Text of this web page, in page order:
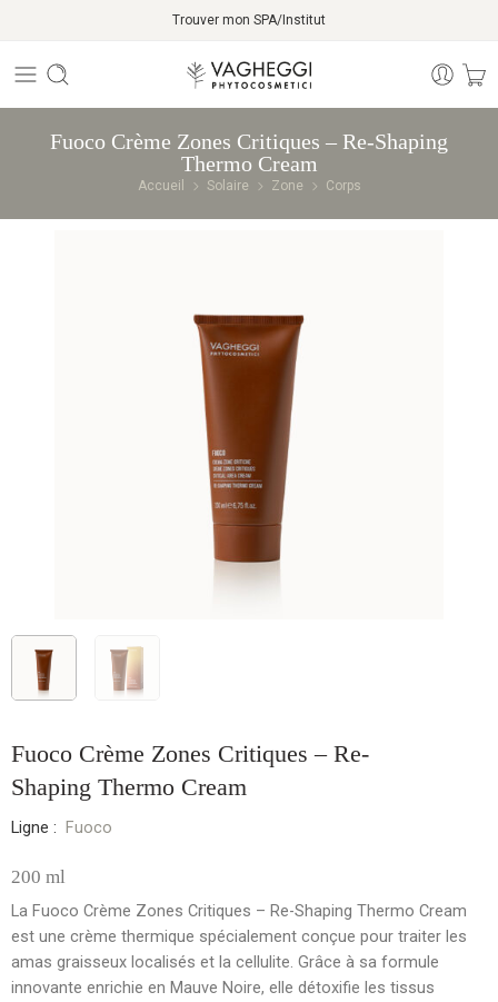
Trouver mon SPA/Institut
Fuoco Crème Zones Critiques – Re-Shaping
Thermo Cream
Accueil Solaire Zone Corps
Fuoco Crème Zones Critiques – Re-
Shaping Thermo Cream
Ligne : Fuoco
200 ml
La Fuoco Crème Zones Critiques – Re-Shaping Thermo Cream
est une crème thermique spécialement conçue pour traiter les
amas graisseux localisés et la cellulite. Grâce à sa formule
innovante enrichie en Mauve Noire, elle détoxifie les tissus